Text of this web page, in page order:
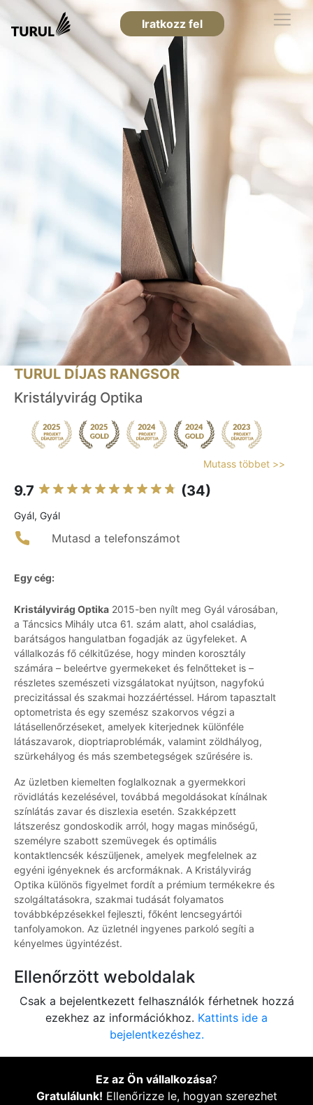
Iratkozz fel
TURUL DÍJAS RANGSOR
Kristályvirág Optika
Mutass többet >>
9.7 (34)
Gyál, Gyál
Mutasd a telefonszámot
Egy cég:
Kristályvirág Optika 2015-ben nyílt meg Gyál városában,
a Táncsics Mihály utca 61. szám alatt, ahol családias,
barátságos hangulatban fogadják az ügyfeleket. A
vállalkozás fő célkitűzése, hogy minden korosztály
számára – beleértve gyermekeket és felnőtteket is –
részletes szemészeti vizsgálatokat nyújtson, nagyfokú
precizitással és szakmai hozzáértéssel. Három tapasztalt
optometrista és egy szemész szakorvos végzi a
látásellenőrzéseket, amelyek kiterjednek különféle
látászavarok, dioptriaproblémák, valamint zöldhályog,
szürkehályog és más szembetegségek szűrésére is.
Az üzletben kiemelten foglalkoznak a gyermekkori
rövidlátás kezelésével, továbbá megoldásokat kínálnak
színlátás zavar és diszlexia esetén. Szakképzett
látszerész gondoskodik arról, hogy magas minőségű,
személyre szabott szemüvegek és optimális
kontaktlencsék készüljenek, amelyek megfelelnek az
egyéni igényeknek és arcformáknak. A Kristályvirág
Optika különös figyelmet fordít a prémium termékekre és
szolgáltatásokra, szakmai tudását folyamatos
továbbképzésekkel fejleszti, főként lencsegyártói
tanfolyamokon. Az üzletnél ingyenes parkoló segíti a
kényelmes ügyintézést.
Ellenőrzött weboldalak
Csak a bejelentkezett felhasználók férhetnek hozzá
ezekhez az információkhoz. Kattints ide a
bejelentkezéshez.
Ez az Ön vállalkozása?
Gratulálunk! Ellenőrizze le, hogyan szerezhet